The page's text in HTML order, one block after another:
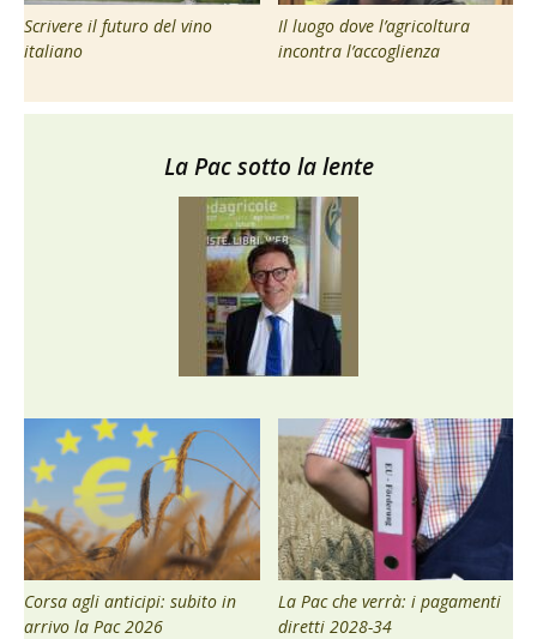
Scrivere il futuro del vino
italiano
Il luogo dove l’agricoltura
incontra l’accoglienza
La Pac sotto la lente
Corsa agli anticipi: subito in
arrivo la Pac 2026
La Pac che verrà: i pagamenti
diretti 2028-34